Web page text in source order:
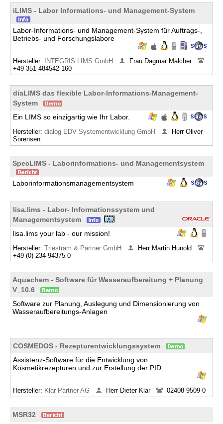
iLIMS - Labor Informations- und Management-System
Labor-Informations- und Management-System für Auftrags-,
Betriebs- und Forschungslabore
Hersteller: INTEGRIS LIMS GmbH
Frau Dagmar Malcher
+49 351 484542-160
diaLIMS das flexible Labor-Informations-Management-
System
Ein LIMS so einzigartig wie Ihr Labor.
Hersteller: dialog EDV Systementwicklung GmbH
Herr Oliver
Sörensen
SpecLIMS - Laborinformations- und Managementsystem
Laborinformationsmanagementsystem
lisa.lims - Labor- Informationssystem und
Managementsystem
lisa.lims your lab - our mission!
Hersteller: Triestram & Partner GmbH
Herr Martin Hunold
+49 (0) 234 94375 0
Aquachem - Software für Wasseraufbereitung + Planung
V_10.6
Software zur Planung, Auslegung und Dimensionierung von
Wasseraufbereitungs-Anlagen
COSMEDOS - Rezepturentwicklungssystem
Assistenz-Software für die Entwicklung von
Kosmetikrezepturen und zur Erstellung der PID
Hersteller: Klar Partner AG Herr Dieter Klar 02408-9509-0
MSR32